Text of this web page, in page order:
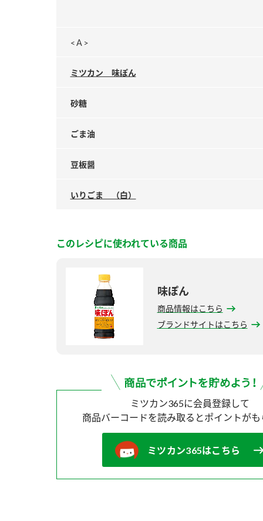
<Ａ>
ミツカン 味ぽん
砂糖
ごま油
豆板醤
いりごま （白）
このレシピに使われている商品
味ぽん
商品情報はこちら
ブランドサイトはこちら
ミツカン365に会員登録して
商品バーコードを読み取ると ポイントが
ミツカン365はこちら